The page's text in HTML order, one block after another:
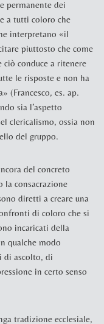
permanente dei
a tutti coloro che
interpretano «il
piuttosto che come
ciò conduce a ritenere
le risposte e non ha
(Francesco, es. ap.
sia l’aspetto
clericalismo, ossia non
del gruppo.
del concreto
la consacrazione
diretti a creare una
di coloro che si
incaricati della
qualche modo
di ascolto, di
in certo senso
tradizione ecclesiale,